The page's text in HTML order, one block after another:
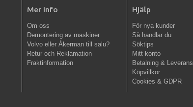
Mer info
Om oss
Demontering av maskiner
Volvo eller Åkerman till salu?
Retur och Reklamation
Fraktinformation
Hjälp
För nya kunder
Så handlar du
Söktips
Mitt konto
Betalning & Leverans
Köpvillkor
Cookies & GDPR